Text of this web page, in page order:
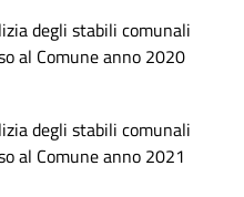
degli stabili comunali
al Comune anno 2020
degli stabili comunali
al Comune anno 2021